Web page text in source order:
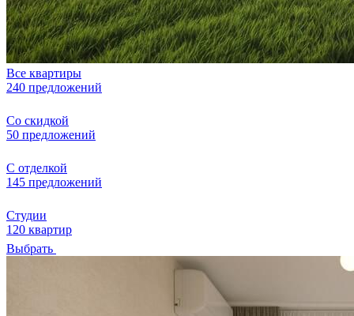
Все квартиры
240 предложений
Со скидкой
50 предложений
С отделкой
145 предложений
Студии
120 квартир
Выбрать